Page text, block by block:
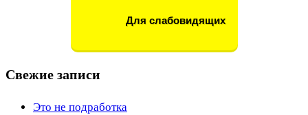
Для слабовидящих
Свежие записи
Это не подработка